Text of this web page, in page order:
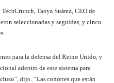
Tanya Suárez, CEO de
seleccionadas y seguidas, y cinco
para la defensa del Reino Unido, y
adentro de este sistema para
dijo. “Las cohortes que están